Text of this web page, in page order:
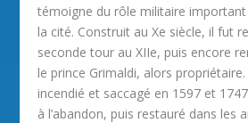
témoigne du rôle militaire
la cité. Construit au Xe siècle, il fut
seconde tour au XIIe, puis encore
le prince Grimaldi, alors
incendié et saccagé en 1597 et
à l’abandon, puis restauré dans les